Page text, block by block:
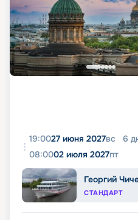
19:0027 июня 2027вс 6
08:0002 июля 2027пт
Георгий
СТАНДАРТ